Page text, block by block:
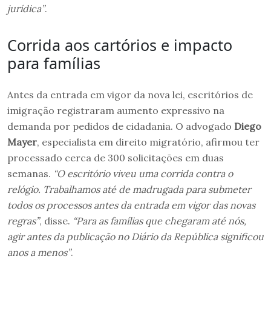
jurídica”.
Corrida aos cartórios e impacto
para famílias
Antes da entrada em vigor da nova lei, escritórios de
imigração registraram aumento expressivo na
demanda por pedidos de cidadania. O advogado Diego
Mayer, especialista em direito migratório, afirmou ter
processado cerca de 300 solicitações em duas
semanas. “O escritório viveu uma corrida contra o
relógio. Trabalhamos até de madrugada para submeter
todos os processos antes da entrada em vigor das novas
regras”, disse. “Para as famílias que chegaram até nós,
agir antes da publicação no Diário da República significou
anos a menos”.